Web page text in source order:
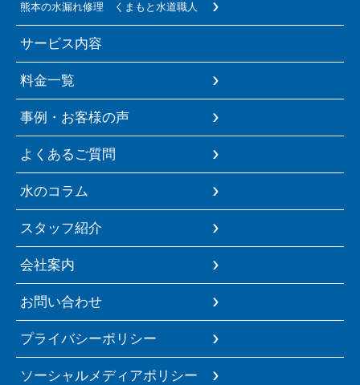
熊本の水漏れ修理 くまもと水道職人
サービス内容
料金一覧
事例・お客様の声
よくあるご質問
水のコラム
スタッフ紹介
会社案内
お問い合わせ
プライバシーポリシー
ソーシャルメディアポリシー